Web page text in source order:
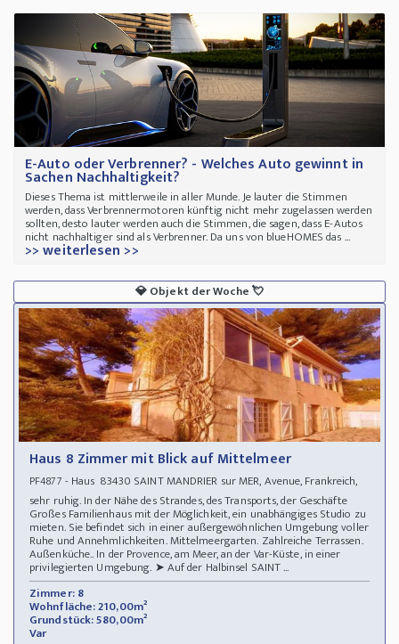
E-Auto oder Verbrenner? - Welches Auto gewinnt in
Sachen Nachhaltigkeit?
Dieses Thema ist mittlerweile in aller Munde. Je lauter die Stimmen
werden, dass Verbrennermotoren künftig nicht mehr zugelassen werden
sollten, desto lauter werden auch die Stimmen, die sagen, dass E-Autos
nicht nachhaltiger sind als Verbrenner. Da uns von blueHOMES das ...
>> weiterlesen >>
💎Objekt der Woche💘
Haus 8 Zimmer mit Blick auf Mittelmeer
PF4877 - Haus 83430 SAINT MANDRIER sur MER, Avenue, Frankreich,
sehr ruhig. In der Nähe des Strandes, des Transports, der Geschäfte
Großes Familienhaus mit der Möglichkeit, ein unabhängiges Studio zu
mieten. Sie befindet sich in einer außergewöhnlichen Umgebung voller
Ruhe und Annehmlichkeiten. Mittelmeergarten. Zahlreiche Terrassen.
Außenküche.. In der Provence, am Meer, an der Var-Küste, in einer
privilegierten Umgebung. ➤ Auf der Halbinsel SAINT ...
Zimmer: 8
Wohnfläche: 210,00m²
Grundstück: 580,00m²
Var